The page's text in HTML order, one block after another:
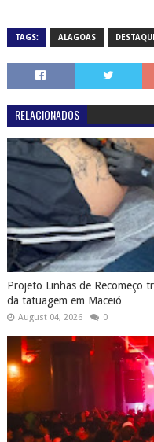
TAGS: ALAGOAS
RELACIONADOS
Projeto Linhas de Recomeço
da tatuagem em Maceió
August 04, 2026 0